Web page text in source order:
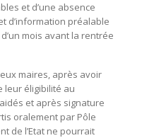
et d’une absence
d’information préalable
mois avant la rentrée
maires, après avoir
leur éligibilité au
et après signature
oralement par Pôle
de l’Etat ne pourrait